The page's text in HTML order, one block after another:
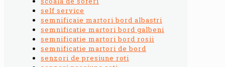
self service
semnificaie martori bord albastri
semnificatie martori bord galbeni
semnificatie martori bord rosii
semnificatie martori de bord
senzori de presiune roti